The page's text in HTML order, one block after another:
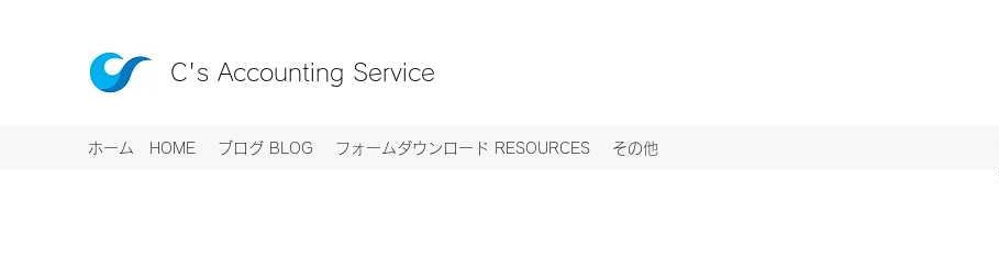
C's Accounting Service
ホーム HOME ブログ BLOG フォームダウンロード RESOURCES その他